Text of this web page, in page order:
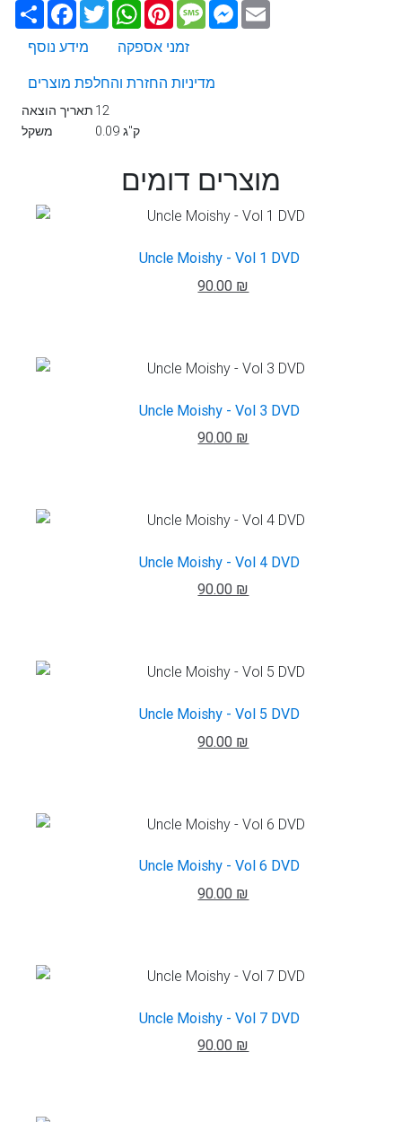
שתף Facebook
TwitterWhatsApp
PinterestMessageMessenger
מידע נוסף
זמני אספקה
מדיניות החזרת והחלפת מוצרים
תאריך הוצאה 12
משקל
0.09 ק"ג
מוצרים דומים
Uncle Moishy - Vol 1 DVD
90.00 ₪
Uncle Moishy - Vol 3 DVD
90.00 ₪
Uncle Moishy - Vol 4 DVD
90.00 ₪
Uncle Moishy - Vol 5 DVD
90.00 ₪
Uncle Moishy - Vol 6 DVD
90.00 ₪
Uncle Moishy - Vol 7 DVD
90.00 ₪